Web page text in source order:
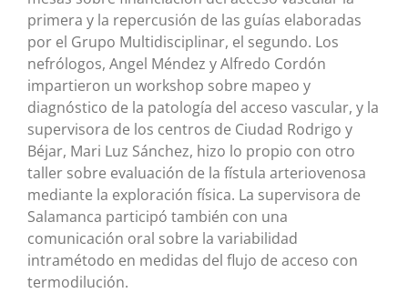
primera y la repercusión de las guías elaboradas
por el Grupo Multidisciplinar, el segundo. Los
nefrólogos, Angel Méndez y Alfredo Cordón
impartieron un workshop sobre mapeo y
diagnóstico de la patología del acceso vascular, y la
supervisora de los centros de Ciudad Rodrigo y
Béjar, Mari Luz Sánchez, hizo lo propio con otro
taller sobre evaluación de la fístula arteriovenosa
mediante la exploración física. La supervisora de
Salamanca participó también con una
comunicación oral sobre la variabilidad
intramétodo en medidas del flujo de acceso con
termodilución.